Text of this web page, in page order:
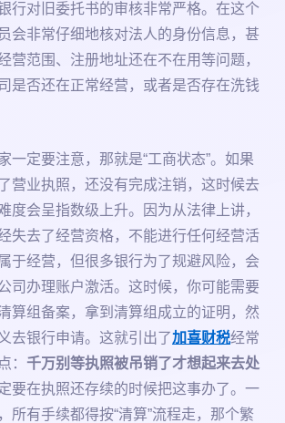
行对旧委托书的审核非常严格。在这个
会非常仔细地核对法人的身份信息，甚
营范围、注册地址还在不在用等问题，
是否还在正常经营，或者是否存在洗钱
一定要注意，那就是“工商状态”。如果
营业执照，还没有完成注销，这时候去
度会呈指数级上升。因为从法律上讲，
失去了经营资格，不能进行任何经营活
于经营，但很多银行为了规避风险，会
司办理账户激活。这时候，你可能需要
算组备案，拿到清算组成立的证明，然
去银行申请。这就引出了加喜财税经常
： 千万别等执照被吊销了才想起来去处
要在执照还存续的时候把这事办了。一
所有手续都得按“清算”流程走，那个繁